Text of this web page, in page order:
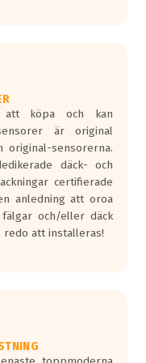
att köpa och kan
är original
original-sensorerna.
däck- och
certifierade
anledning att oroa
och/eller däck
att installeras!